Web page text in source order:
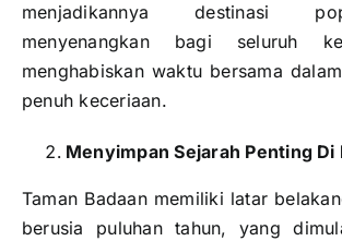
menjadikannya destinasi
menyenangkan bagi seluruh
menghabiskan waktu bersama
penuh keceriaan.
Menyimpan Sejarah Penting Di
Taman Badaan memiliki latar
berusia puluhan tahun, yang